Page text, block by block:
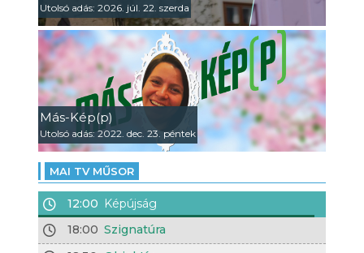
Utolsó adás: 2026. júl. 22. szerda
Más-Kép(p)
Utolsó adás: 2022. dec. 23. péntek
MAI TV MŰSOR
12:00 Képújság
18:00 Szignatúra